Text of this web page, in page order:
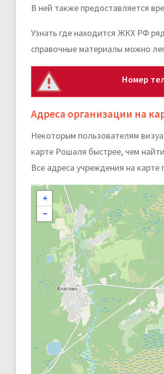
В ней также предоставляется
Узнать где находится ЖКХ РФ
справочные материалы можно
Номер
Адреса организации на
Некоторым пользователям
карте Рошаля быстрее, чем
Все адреса учреждения на
+
−